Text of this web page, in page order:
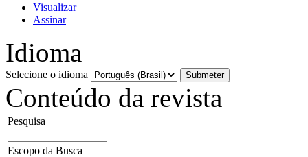
Visualizar
Assinar
Idioma
Selecione o idioma
Conteúdo da revista
Pesquisa
Escopo da Busca